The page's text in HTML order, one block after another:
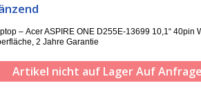
– Acer ASPIRE ONE D255E-13699 10,1“ 40pin
2 Jahre Garantie
Artikel nicht auf Lager Auf Anfrage